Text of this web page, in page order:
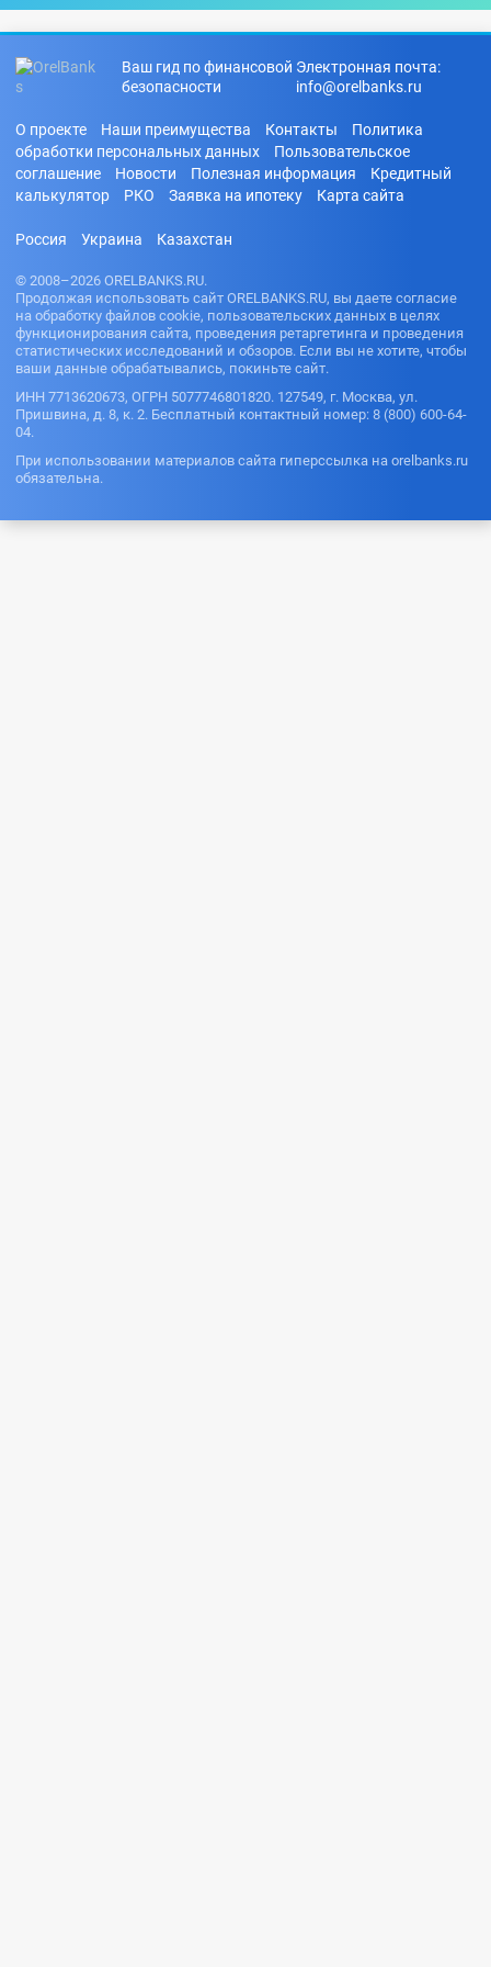
Ваш гид по финансовой
безопасности
Электронная почта:
info@orelbanks.ru
О проекте Наши преимущества Контакты
Политика
обработки персональных данных
Пользовательское
соглашение
Новости Полезная информация
Кредитный
калькулятор
РКО Заявка на ипотеку Карта сайта
Россия Украина Казахстан
© 2008–2026 ORELBANKS.RU.
Продолжая использовать сайт ORELBANKS.RU, вы даете согласие
на обработку файлов cookie, пользовательских данных в целях
функционирования сайта, проведения ретаргетинга и проведения
статистических исследований и обзоров. Если вы не хотите, чтобы
ваши данные обрабатывались, покиньте сайт.
ИНН 7713620673, ОГРН 5077746801820. 127549, г. Москва, ул.
Пришвина, д. 8, к. 2. Бесплатный контактный номер: 8 (800) 600-64-
04.
При использовании материалов сайта гиперссылка на orelbanks.ru
обязательна.